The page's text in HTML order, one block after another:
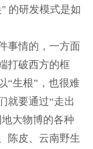
的研发模式是如
事情的，一方面
打破西方的框
“生根”，也很难
就要通过“走出
大物博的各种
陈皮、云南野生